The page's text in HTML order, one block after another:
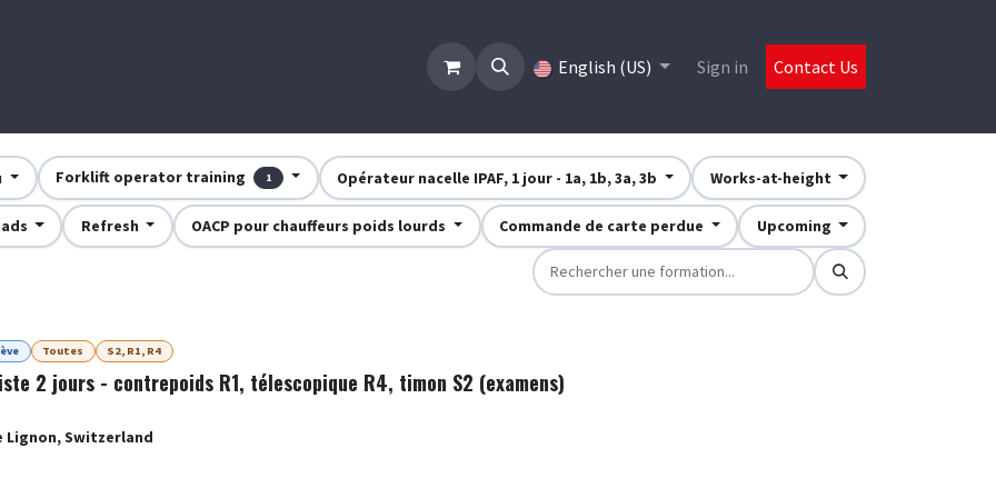
English (US) Sign in Contact Us
Forklift operator training 1 Opérateur nacelle IPAF, 1 jour - 1a, 1b, 3a, 3b Works-at-height
Refresh OACP pour chauffeurs poids lourds Commande de carte perdue Upcoming
Toutes S2, R1, R4
2 jours - contrepoids R1, télescopique R4, timon S2 (examens)
Lignon,Switzerland